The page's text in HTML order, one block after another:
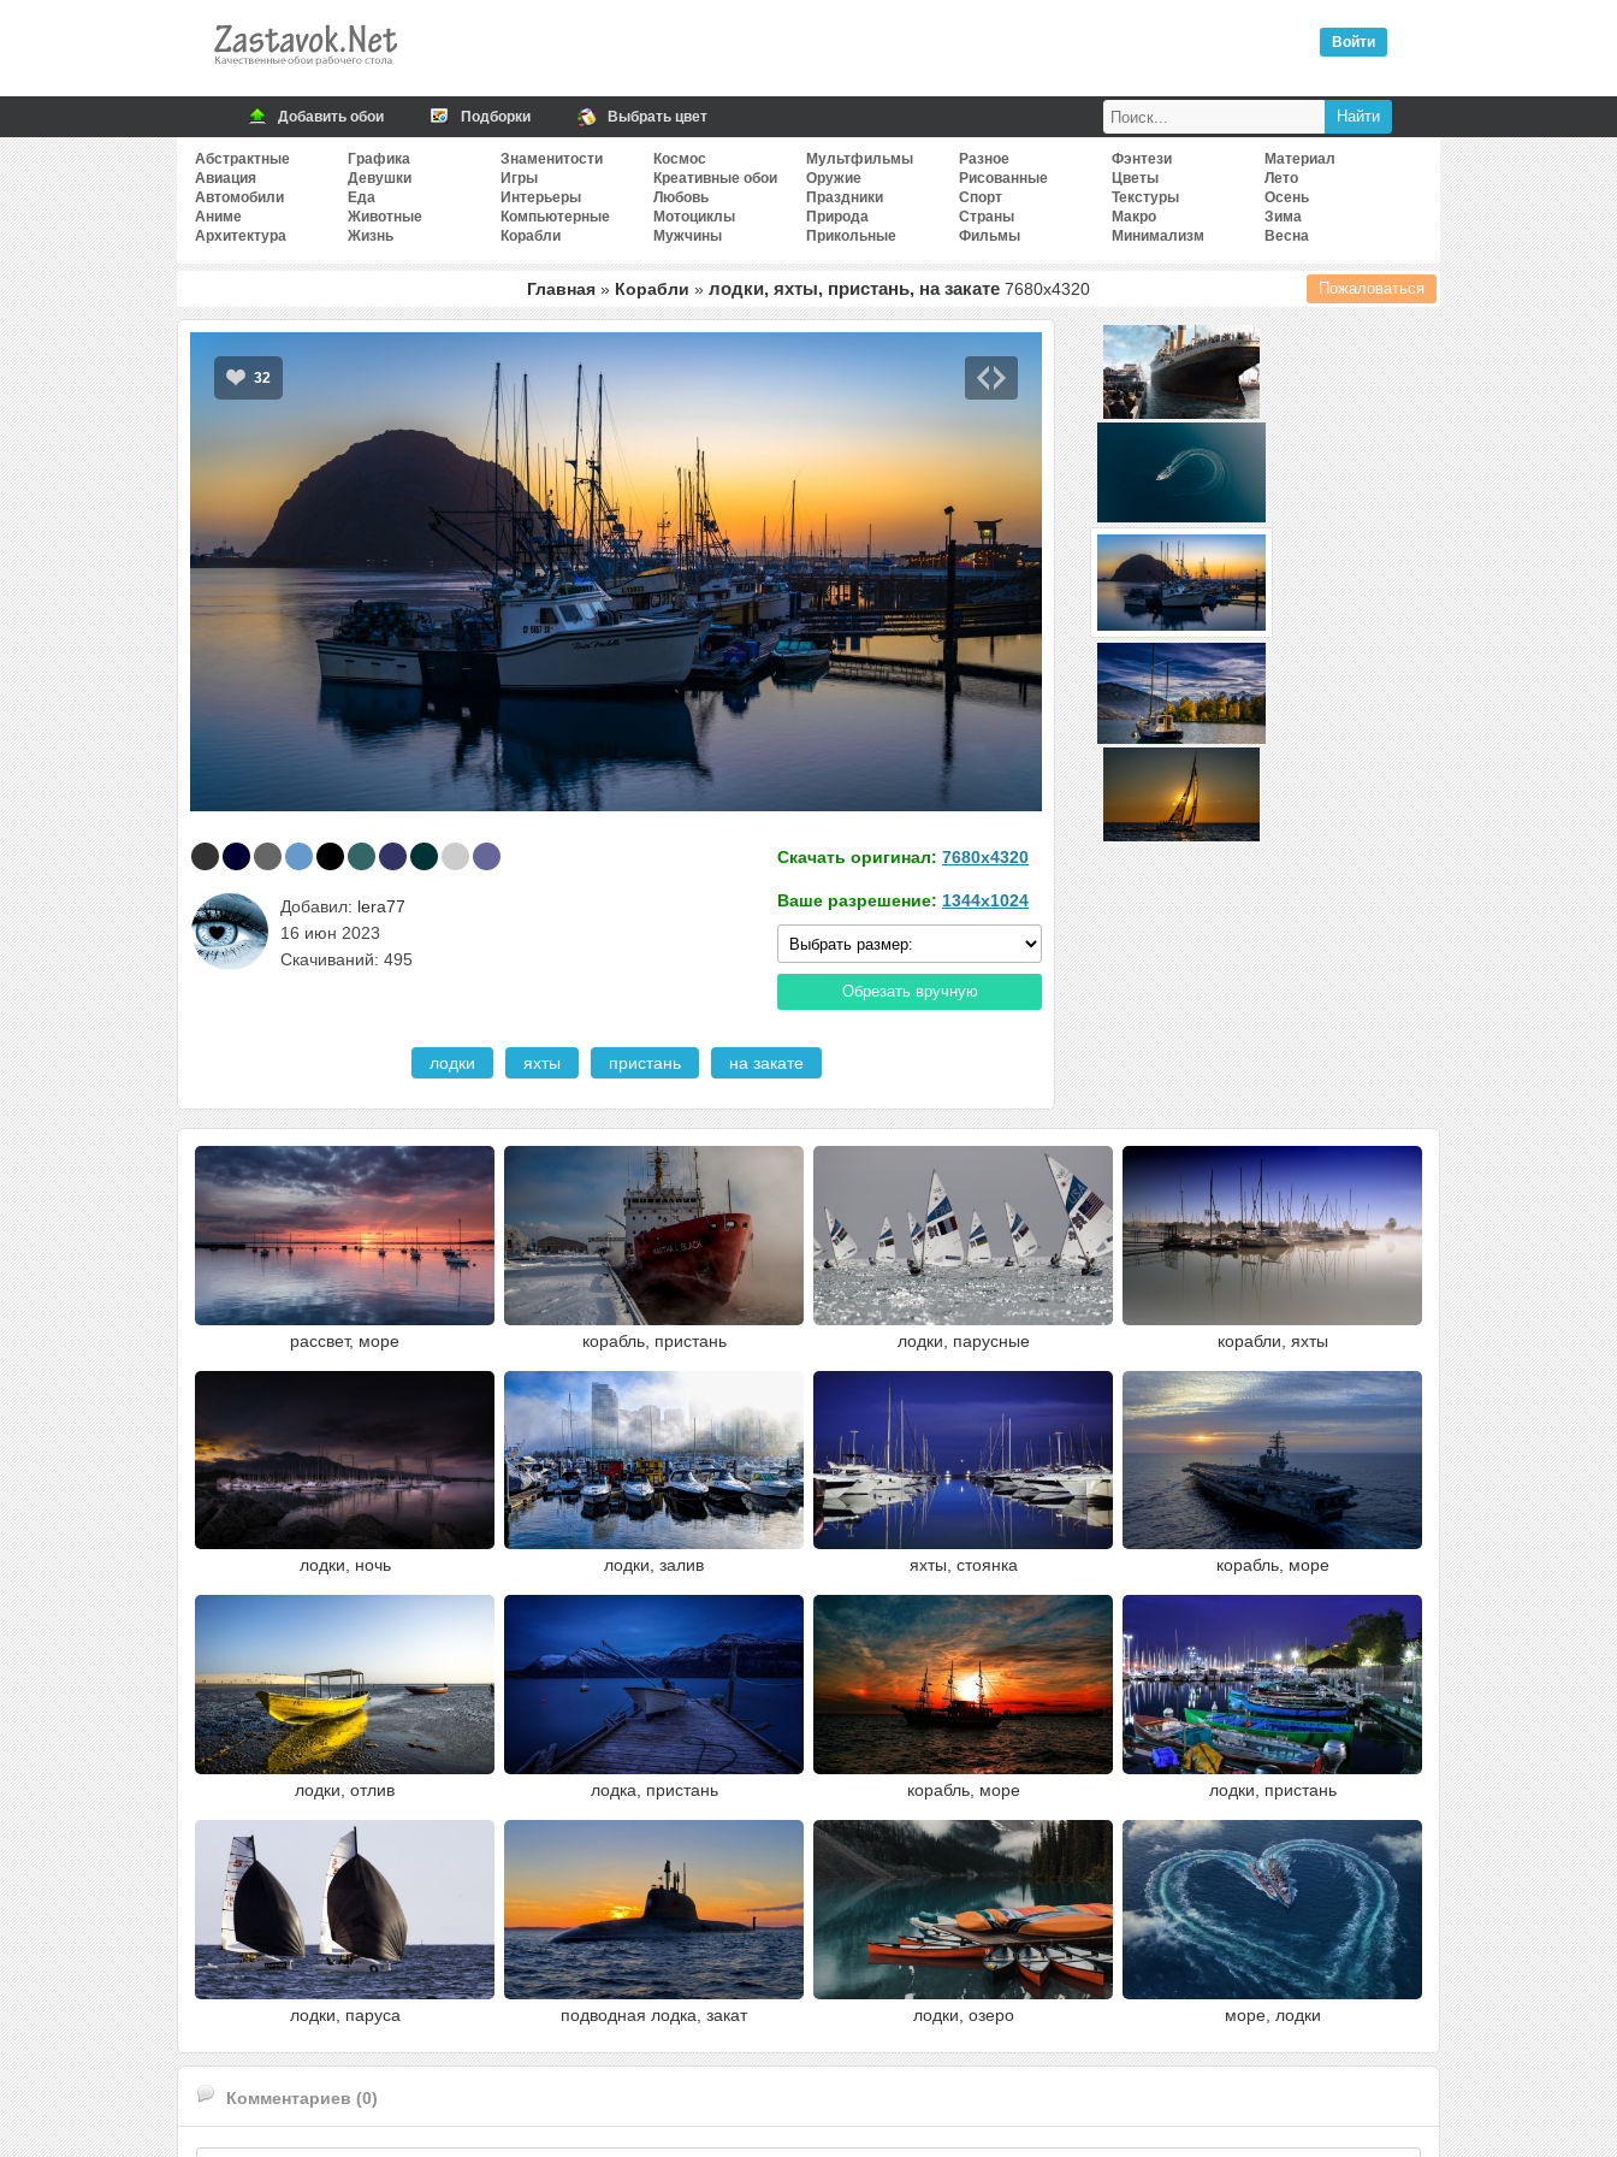
Войти
Добавить обои Подборки Выбрать цвет
Абстрактные
Авиация
Автомобили
Аниме
Архитектура
Графика
Девушки
Еда
Животные
Жизнь
Знаменитости
Игры
Интерьеры
Компьютерные
Корабли
Космос
Креативные обои
Любовь
Мотоциклы
Мужчины
Мультфильмы
Оружие
Праздники
Природа
Прикольные
Разное
Рисованные
Спорт
Страны
Фильмы
Фэнтези
Цветы
Текстуры
Макро
Минимализм
Материал
Лето
Осень
Зима
Весна
Главная » Корабли » лодки, яхты, пристань, на закате 7680x4320 Пожаловаться
32
Добавил: lera77
16 июн 2023
Скачиваний: 495
Скачать оригинал: 7680x4320
Ваше разрешение: 1344x1024
Обрезать вручную
лодки яхты пристань на закате
рассвет, море корабль, пристань лодки, парусные корабли, яхты
лодки, ночь лодки, залив яхты, стоянка корабль, море
лодки, отлив лодка, пристань корабль, море лодки, пристань
лодки, паруса подводная лодка, закат лодки, озеро море, лодки
Комментариев (0)